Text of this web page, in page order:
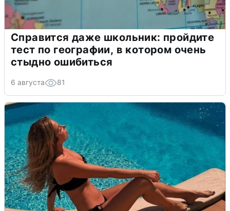
Справится даже школьник: пройдите
тест по географии, в котором очень
стыдно ошибиться
6 августа 81